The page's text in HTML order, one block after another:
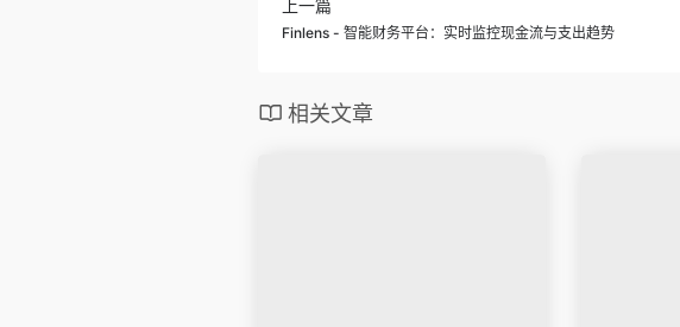
上一篇
Finlens - 智能财务平台：实时监控现金流与支出趋势
相关文章